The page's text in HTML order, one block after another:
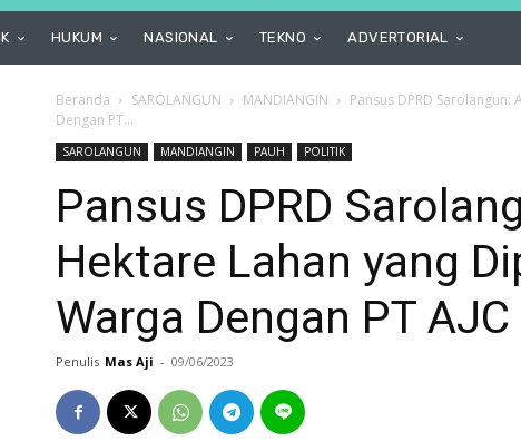
HUKUM NASIONAL TEKNO ADVERTORIAL
Beranda SAROLANGUN MANDIANGIN
Pansus DPRD
Dengan PT...
SAROLANGUN MANDIANGIN PAUH POLITIK
Pansus DPRD
Hektare Lahan yang
Warga Dengan PT AJC
Penulis Mas Aji - 09/06/2023